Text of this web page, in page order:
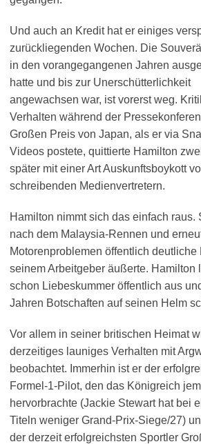
Und auch an Kredit hat er einiges
zurückliegenden Wochen. Die
in den vorangegangenen Jahren
hatte und bis zur Unerschütterlichkeit
angewachsen war, ist vorerst weg.
Verhalten während der
Großen Preis von Japan, als er via
Videos postete, quittierte Hamilton
später mit einer Art Auskunftsboykott
schreibenden Medienvertretern.
Hamilton nimmt sich das einfach raus.
nach dem Malaysia-Rennen und
Motorenproblemen öffentlich deutliche
seinem Arbeitgeber äußerte. Hamilton
schon Liebeskummer öffentlich aus
Jahren Botschaften auf seinen Helm
Vor allem in seiner britischen Heimat
derzeitiges launiges Verhalten mit
beobachtet. Immerhin ist er der
Formel-1-Pilot, den das Königreich
hervorbrachte (Jackie Stewart hat bei
Titeln weniger Grand-Prix-Siege/27)
der derzeit erfolgreichsten Sportler